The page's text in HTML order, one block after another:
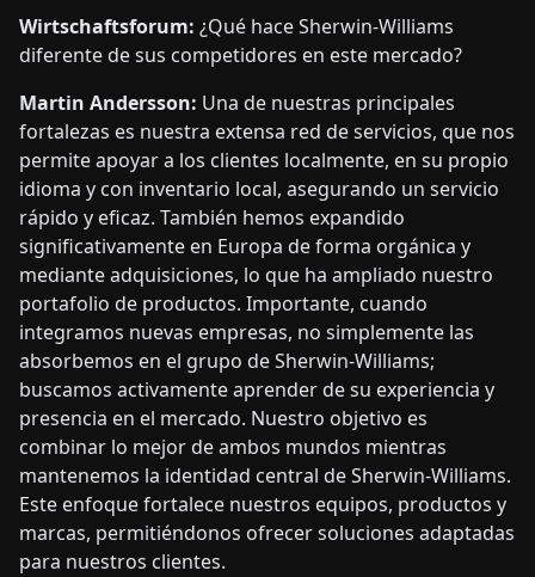
Wirtschaftsforum: ¿Qué hace Sherwin-Williams
diferente de sus competidores en este mercado?
Martin Andersson: Una de nuestras principales
fortalezas es nuestra extensa red de servicios, que nos
permite apoyar a los clientes localmente, en su propio
idioma y con inventario local, asegurando un servicio
rápido y eficaz. También hemos expandido
significativamente en Europa de forma orgánica y
mediante adquisiciones, lo que ha ampliado nuestro
portafolio de productos. Importante, cuando
integramos nuevas empresas, no simplemente las
absorbemos en el grupo de Sherwin-Williams;
buscamos activamente aprender de su experiencia y
presencia en el mercado. Nuestro objetivo es
combinar lo mejor de ambos mundos mientras
mantenemos la identidad central de Sherwin-Williams.
Este enfoque fortalece nuestros equipos, productos y
marcas, permitiéndonos ofrecer soluciones adaptadas
para nuestros clientes.